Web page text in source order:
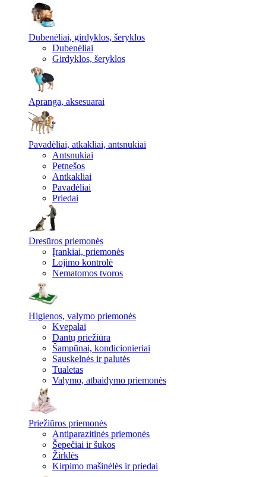
Dubenėliai, girdyklos, šeryklos
Dubenėliai
Girdyklos, šeryklos
Apranga, aksesuarai
Pavadėliai, atkakliai, antsnukiai
Antsnukiai
Petnešos
Antkakliai
Pavadėliai
Priedai
Dresūros priemonės
Įrankiai, priemonės
Lojimo kontrolė
Nematomos tvoros
Higienos, valymo priemonės
Kvepalai
Dantų priežiūra
Šampūnai, kondicionieriai
Sauskelnės ir palutės
Tualetas
Valymo, atbaidymo priemonės
Priežiūros priemonės
Antiparazitinės priemonės
Šepečiai ir šukos
Žirklės
Kirpimo mašinėlės ir priedai